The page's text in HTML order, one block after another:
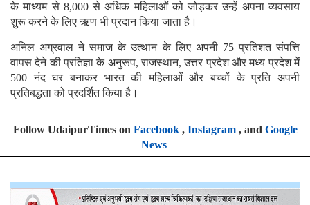
के माध्यम से 8,000 से अधिक महिलाओं को जोड़कर उन्हें अपना व्यवसाय
शुरू करने के लिए ऋण भी प्रदान किया जाता है।
अनिल अग्रवाल ने समाज के उत्थान के लिए अपनी 75 प्रतिशत संपत्ति
वापस देने की प्रतिज्ञा के अनुरूप, राजस्थान, उत्तर प्रदेश और मध्य प्रदेश में
500 नंद घर बनाकर भारत की महिलाओं और बच्चों के प्रति अपनी
प्रतिबद्धता को प्रदर्शित किया है।
Follow UdaipurTimes on Facebook, Instagram, and Google
News